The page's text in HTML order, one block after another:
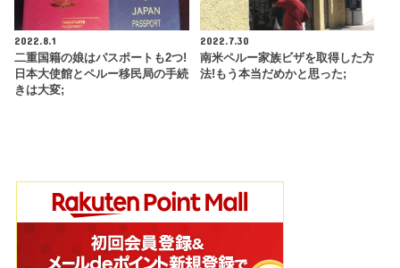
2022.8.1
二重国籍の娘はパスポートも2つ!
日本大使館とペルー移民局の手続
きは大変;
2022.7.30
南米ペルー家族ビザを取得した方
法!もう本当だめかと思った;